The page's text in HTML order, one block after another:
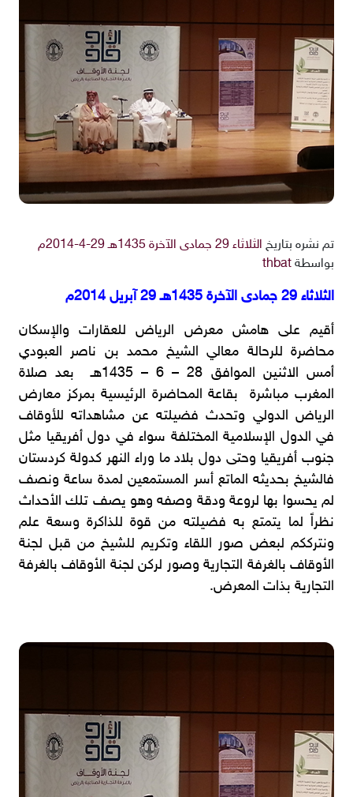
تم نشره بتاريخ الثلاثاء 29 جمادى الآخرة 1435هـ 29-4-2014م
بواسطة thbat
الثلاثاء 29 جمادى الآخرة 1435هـ 29 آبريل 2014م
أقيم على هامش معرض الرياض للعقارات والإسكان
محاضرة للرحالة معالي الشيخ محمد بن ناصر العبودي
أمس الاثنين الموافق 28 – 6 – 1435هـ بعد صلاة
المغرب مباشرة بقاعة المحاضرة الرئيسية بمركز معارض
الرياض الدولي وتحدث فضيلته عن مشاهداته للأوقاف
في الدول الإسلامية المختلفة سواء في دول أفريقيا مثل
جنوب أفريقيا وحتى دول بلاد ما وراء النهر كدولة كردستان
فالشيخ بحديثه الماتع أسر المستمعين لمدة ساعة ونصف
لم يحسوا بها لروعة ودقة وصفه وهو يصف تلك الأحداث
نظراً لما يتمتع به فضيلته من قوة للذاكرة وسعة علم
ونترككم لبعض صور اللقاء وتكريم للشيخ من قبل لجنة
الأوقاف بالغرفة التجارية وصور لركن لجنة الأوقاف بالغرفة
التجارية بذات المعرض.